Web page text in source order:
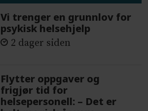
Vi trenger en grunnlov for
psykisk helsehjelp
2 dager siden
Flytter oppgaver og
frigjør tid for
helsepersonell: – Det er